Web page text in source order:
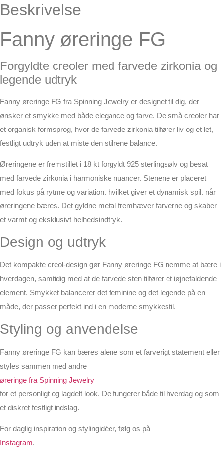
Beskrivelse
Fanny øreringe FG
Forgyldte creoler med farvede zirkonia og
legende udtryk
Fanny øreringe FG fra Spinning Jewelry er designet til dig, der
ønsker et smykke med både elegance og farve. De små creoler har
et organisk formsprog, hvor de farvede zirkonia tilfører liv og et let,
festligt udtryk uden at miste den stilrene balance.
Øreringene er fremstillet i 18 kt forgyldt 925 sterlingsølv og besat
med farvede zirkonia i harmoniske nuancer. Stenene er placeret
med fokus på rytme og variation, hvilket giver et dynamisk spil, når
øreringene bæres. Det gyldne metal fremhæver farverne og skaber
et varmt og eksklusivt helhedsindtryk.
Design og udtryk
Det kompakte creol-design gør Fanny øreringe FG nemme at bære i
hverdagen, samtidig med at de farvede sten tilfører et iøjnefaldende
element. Smykket balancerer det feminine og det legende på en
måde, der passer perfekt ind i en moderne smykkestil.
Styling og anvendelse
Fanny øreringe FG kan bæres alene som et farverigt statement eller
styles sammen med andre
øreringe fra Spinning Jewelry
for et personligt og lagdelt look. De fungerer både til hverdag og som
et diskret festligt indslag.
For daglig inspiration og stylingidéer, følg os på
Instagram.